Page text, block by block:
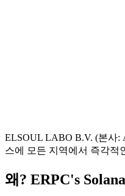
ELSOUL LABO B.V. (본사:
스에 모든 지역에서 즉각적
왜? ERPC's